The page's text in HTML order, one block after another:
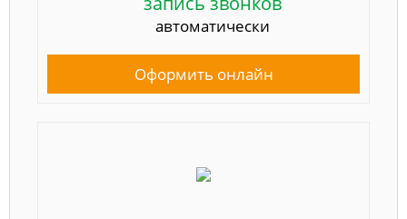
автоматически
Оформить онлайн